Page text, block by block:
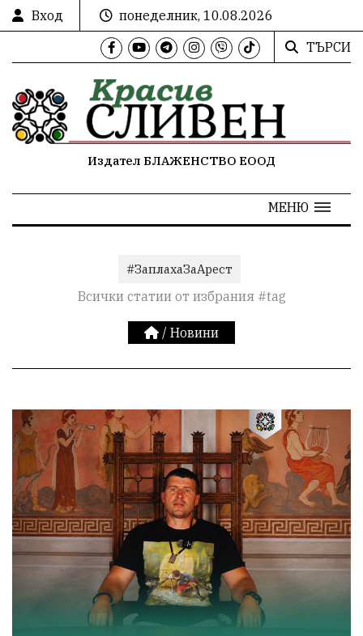
Вход
понеделник, 10.08.2026
ТЪРСИ
Издател БЛАЖЕНСТВО ЕООД
МЕНЮ
#ЗаплахаЗаАрест
Всички статии от избрания #tag
/ Новини